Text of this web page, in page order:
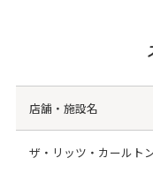
店舗・施設名
ザ・リッツ・カールト